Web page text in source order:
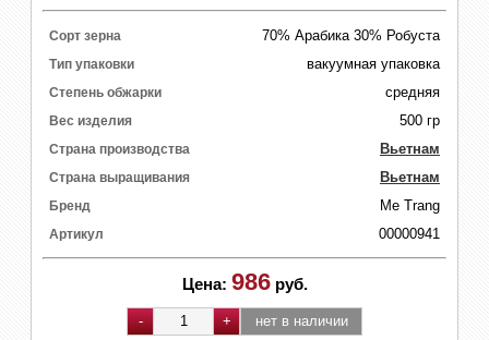
Сорт зерна 70% Арабика 30% Робуста
Тип упаковки вакуумная упаковка
Степень обжарки средняя
Вес изделия 500 гр
Страна производства Вьетнам
Страна выращивания Вьетнам
Бренд Me Trang
Артикул 00000941
Цена: 986 руб.